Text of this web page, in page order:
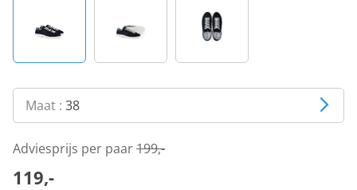
Maat : 38
Adviesprijs per paar199,-
119,-